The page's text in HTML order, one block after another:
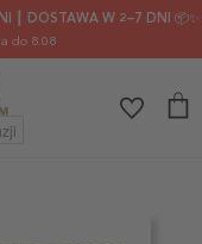
┃ DOSTAWA W 2–7 DNI 📦✨
do 8.08